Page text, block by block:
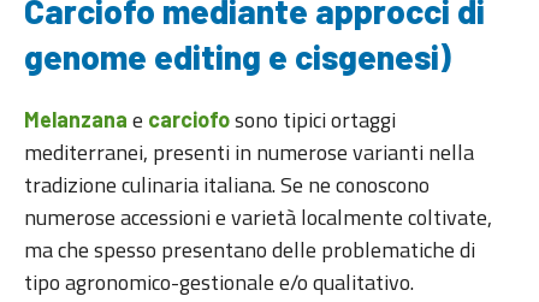
Carciofo mediante approcci di
genome editing e cisgenesi)
Melanzana e carciofosono tipici ortaggi
mediterranei, presenti in numerose varianti nella
tradizione culinaria italiana. Se ne conoscono
numerose accessioni e varietà localmente coltivate,
ma che spesso presentano delle problematiche di
tipo agronomico-gestionale e/o qualitativo.